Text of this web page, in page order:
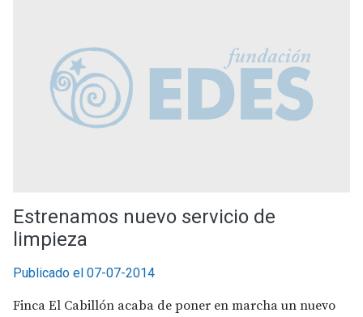
Estrenamos nuevo servicio de
limpieza
Publicado el 07-07-2014
Finca El Cabillón acaba de poner en marcha un nuevo